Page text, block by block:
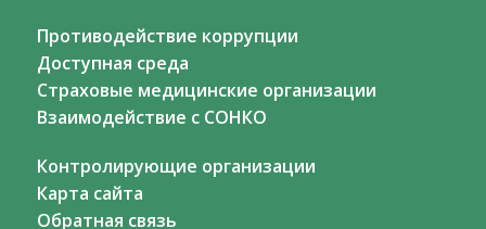
Противодействие коррупции
Доступная среда
Страховые медицинские организации
Взаимодействие с СОНКО
Контролирующие организации
Карта сайта
Обратная связь